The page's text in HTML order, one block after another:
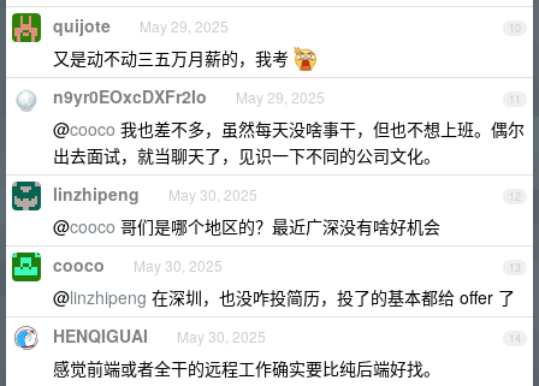
10
quijote May 29, 2025
又是动不动三五万月薪的，我考
11
n9yr0EOxcDXFr2Io May 29, 2025
@cooco 我也差不多，虽然每天没啥事干，但也不想上班。偶尔
出去面试，就当聊天了，见识一下不同的公司文化。
12
linzhipeng May 30, 2025
@cooco 哥们是哪个地区的？最近广深没有啥好机会
13
cooco May 30, 2025
@linzhipeng 在深圳，也没咋投简历，投了的基本都给 offer 了
14
HENQIGUAI May 30, 2025
感觉前端或者全干的远程工作确实要比纯后端好找。